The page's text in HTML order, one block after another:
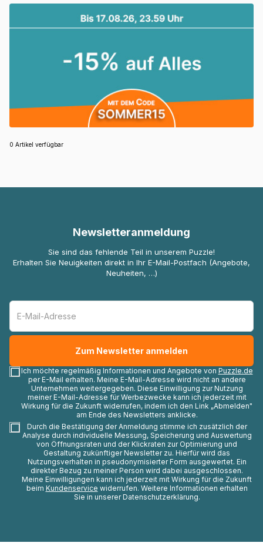
0 Artikel verfügbar
Newsletteranmeldung
Sie sind das fehlende Teil in unserem Puzzle!
Erhalten Sie Neuigkeiten direkt in Ihr E-Mail-Postfach (Angebote,
Neuheiten, …)
Ich möchte regelmäßig Informationen und Angebote von Puzzle.de
per E-Mail erhalten. Meine E-Mail-Adresse wird nicht an andere
Unternehmen weitergegeben. Diese Einwilligung zur Nutzung
meiner E-Mail-Adresse für Werbezwecke kann ich jederzeit mit
Wirkung für die Zukunft widerrufen, indem ich den Link „Abmelden"
am Ende des Newsletters anklicke.
Durch die Bestätigung der Anmeldung stimme ich zusätzlich der
Analyse durch individuelle Messung, Speicherung und Auswertung
von Öffnungsraten und der Klickraten zur Optimierung und
Gestaltung zukünftiger Newsletter zu. Hierfür wird das
Nutzungsverhalten in pseudonymisierter Form ausgewertet. Ein
direkter Bezug zu meiner Person wird dabei ausgeschlossen.
Meine Einwilligungen kann ich jederzeit mit Wirkung für die Zukunft
beim Kundenservice widerrufen. Weitere Informationen erhalten
Sie in unserer Datenschutzerklärung.